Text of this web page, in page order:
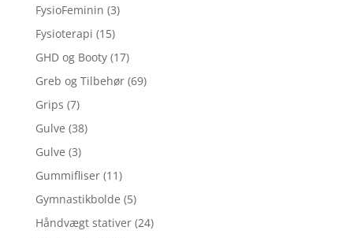
FysioFeminin (3)
Fysioterapi (15)
GHD og Booty (17)
Greb og Tilbehør (69)
Grips (7)
Gulve (38)
Gulve (3)
Gummifliser (11)
Gymnastikbolde (5)
Håndvægt stativer (24)